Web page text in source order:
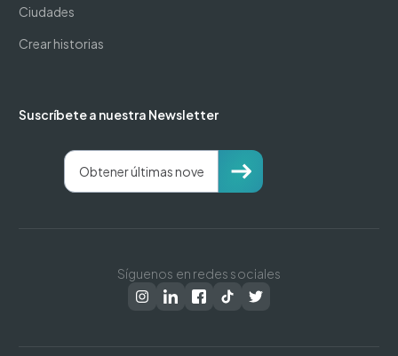
Ciudades
Crear historias
Suscríbete a nuestra Newsletter
Síguenos en redes sociales